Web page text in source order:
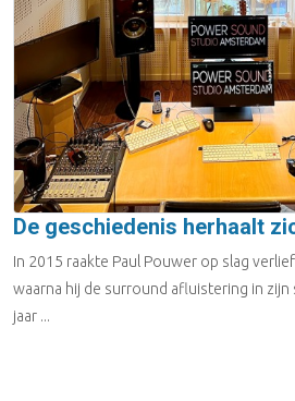
De geschiedenis herhaalt
In 2015 raakte Paul Pouwer op slag
waarna hij de surround afluistering in
jaar ...